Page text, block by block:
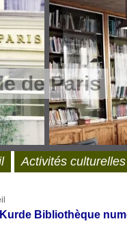
de Paris
Bibliothèque
Activités culturelles